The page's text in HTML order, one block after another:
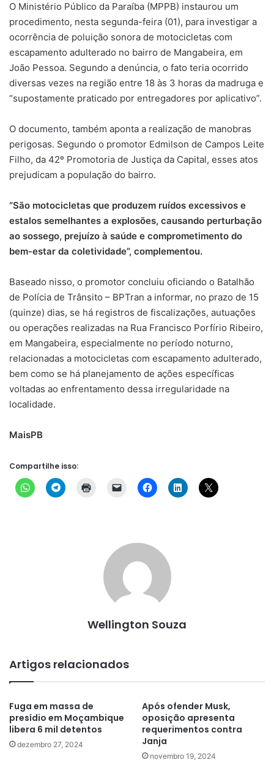
O Ministério Público da Paraíba (MPPB) instaurou um
procedimento, nesta segunda-feira (01), para investigar a
ocorrência de poluição sonora de motocicletas com
escapamento adulterado no bairro de Mangabeira, em
João Pessoa. Segundo a denúncia, o fato teria ocorrido
diversas vezes na região entre 18 às 3 horas da madruga e
“supostamente praticado por entregadores por aplicativo”.
O documento, também aponta a realização de manobras
perigosas. Segundo o promotor Edmilson de Campos Leite
Filho, da 42º Promotoria de Justiça da Capital, esses atos
prejudicam a população do bairro.
“São motocicletas que produzem ruídos excessivos e
estalos semelhantes a explosões, causando perturbação
ao sossego, prejuízo à saúde e comprometimento do
bem-estar da coletividade”, complementou.
Baseado nisso, o promotor concluiu oficiando o Batalhão
de Polícia de Trânsito – BPTran a informar, no prazo de 15
(quinze) dias, se há registros de fiscalizações, autuações
ou operações realizadas na Rua Francisco Porfírio Ribeiro,
em Mangabeira, especialmente no período noturno,
relacionadas a motocicletas com escapamento adulterado,
bem como se há planejamento de ações específicas
voltadas ao enfrentamento dessa irregularidade na
localidade.
MaisPB
Compartilhe isso:
Wellington Souza
Artigos relacionados
Fuga em massa de
presídio em Moçambique
libera 6 mil detentos
dezembro 27, 2024
Após ofender Musk,
oposição apresenta
requerimentos contra
Janja
novembro 19, 2024